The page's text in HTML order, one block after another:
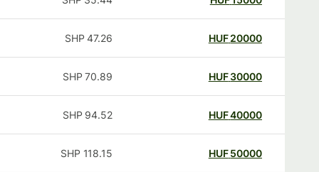
20000
HUF
47.26
SHP
30000
HUF
70.89
SHP
40000
HUF
94.52
SHP
50000
HUF
118.15
SHP